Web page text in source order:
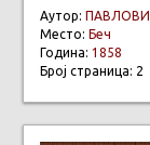
Аутор:
Место: Беч
Година: 1858
Број страница: 2